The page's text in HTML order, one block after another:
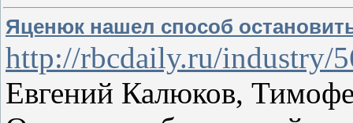
Яценюк нашел способ
http://rbcdaily.ru/industry/
Евгений Калюков,